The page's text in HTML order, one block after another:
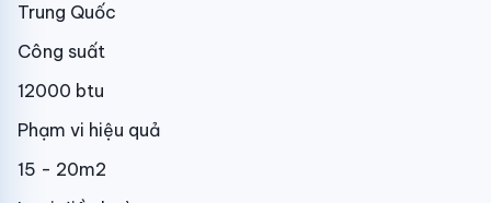
Trung Quốc
Công suất
12000 btu
Phạm vi hiệu quả
15 - 20m2